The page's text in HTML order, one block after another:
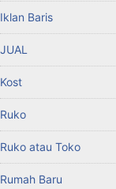
Iklan Baris
JUAL
Kost
Ruko
Ruko atau Toko
Rumah Baru